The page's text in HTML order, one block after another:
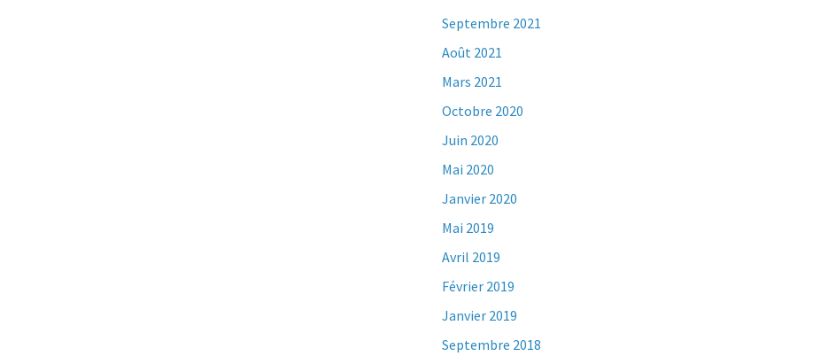
Septembre 2021
Août 2021
Mars 2021
Octobre 2020
Juin 2020
Mai 2020
Janvier 2020
Mai 2019
Avril 2019
Février 2019
Janvier 2019
Septembre 2018